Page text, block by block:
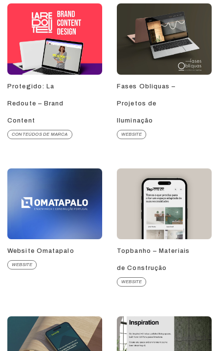
Protegido: La
Redoute – Brand
Content
CONTEÚDOS DE MARCA
Fases Obliquas –
Projetos de
Iluminação
WEBSITE
Website Omatapalo
WEBSITE
Topbanho – Materiais
de Construção
WEBSITE